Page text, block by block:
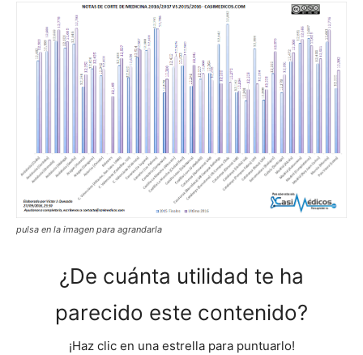
pulsa en la imagen para agrandarla
¿De cuánta utilidad te ha
parecido este contenido?
¡Haz clic en una estrella para puntuarlo!